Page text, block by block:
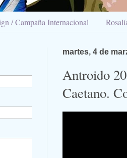
/ Campaña Internacional
martes, 4 de
Antroido
Caetano.